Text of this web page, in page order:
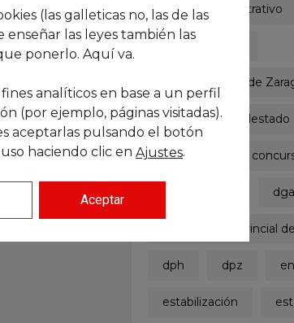
auxiliar administrativo
Ayuntamiento de
boletinoficialdelestado
concurso
dga
diputación provincial
dph dpz
estabilización
(las galleticas no, las de las
las leyes también las
ponerlo. Aquí va.
analíticos en base a un perfil
(por ejemplo, páginas visitadas).
aceptarlas pulsando el botón
haciendo clic en Ajustes.
Aceptar